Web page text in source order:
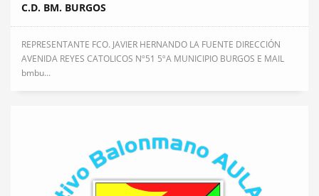
C.D. BM. BURGOS
REPRESENTANTE FCO. JAVIER HERNANDO LA FUENTE DIRECCIÓN
AVENIDA REYES CATOLICOS Nº51 5ºA MUNICIPIO BURGOS E MAIL
bmbu...